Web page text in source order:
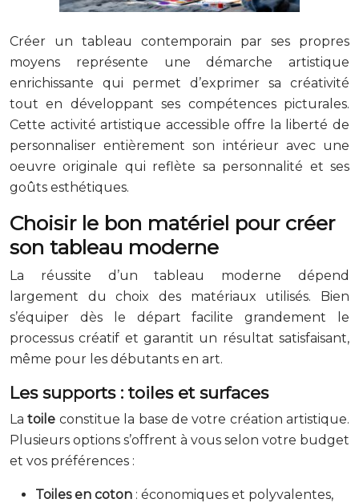
Créer un tableau contemporain par ses propres
moyens représente une démarche artistique
enrichissante qui permet d’exprimer sa créativité
tout en développant ses compétences picturales.
Cette activité artistique accessible offre la liberté de
personnaliser entièrement son intérieur avec une
oeuvre originale qui reflète sa personnalité et ses
goûts esthétiques.
Choisir le bon matériel pour créer
son tableau moderne
La réussite d’un tableau moderne dépend
largement du choix des matériaux utilisés. Bien
s’équiper dès le départ facilite grandement le
processus créatif et garantit un résultat satisfaisant,
même pour les débutants en art.
Les supports : toiles et surfaces
Latoile constitue la base de votre création artistique.
Plusieurs options s’offrent à vous selon votre budget
et vos préférences :
Toiles en coton : économiques et polyvalentes,